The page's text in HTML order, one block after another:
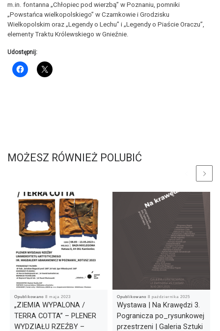
m.in. fontanna „Chłopiec pod wierzbą” w Poznaniu, pomniki
„Powstańca wielkopolskiego” w Czarnkowie i Grodzisku
Wielkopolskim oraz „Legendy o Lechu” i „Legendy o Piaście Oraczu”,
elementy Traktu Królewskiego w Gnieźnie.
Udostępnij:
MOŻESZ RÓWNIEŻ POLUBIĆ
Opublikowano 8 maja 2023
„ZIEMIA WYPALONA /
TERRA COTTA” – PLENER
WYDZIAŁU RZEŹBY –
Opublikowano 8 października 2025
Wystawa | Na Krawędzi 3.
Pogranicza po_rysunkowej
przestrzeni | Galeria Sztuki